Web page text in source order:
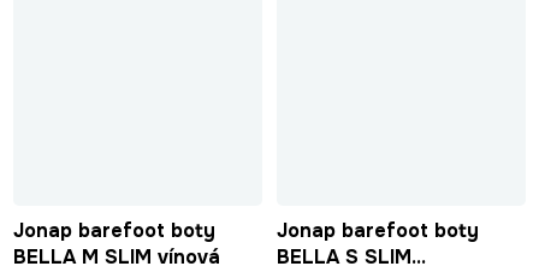
Jonap barefoot boty
BELLA M SLIM vínová
Jonap barefoot boty
BELLA S SLIM